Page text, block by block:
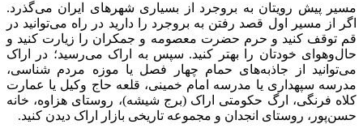
مسیر پیش رویتان به بروجرد از بسیاری شهر‌های ایران می‌گذرد.
اگر از مسیر اول قصد رفتن به بروجرد را دارید در راه می‌توانید در
قم توقف کنید و حرم حضرت معصومه و جمکران را زیارت کنید و
حال‌و‌هوای خودتان را بهتر کنید. سپس به اراک می‌رسید؛ در اراک
می‌توانید از جاذبه‌های حمام چهار فصل یا موزه مردم شناسی،
مدرسه سپهداری یا مدرسه امام خمینی، قلعه حاج وکیل یا عمارت
کلاه فرنگی، ارگ حکومتی اراک (برج شیشه)، روستای هزاوه، خانه
حسن‌پور، روستای انجدان و مجموعه تاریخی بازار اراک دیدن کنید.